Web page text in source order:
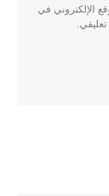
الإلكتروني في